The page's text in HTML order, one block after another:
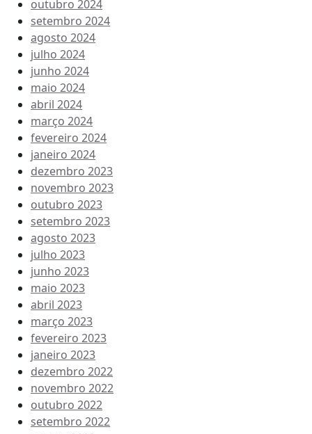
outubro 2024
setembro 2024
agosto 2024
julho 2024
junho 2024
maio 2024
abril 2024
março 2024
fevereiro 2024
janeiro 2024
dezembro 2023
novembro 2023
outubro 2023
setembro 2023
agosto 2023
julho 2023
junho 2023
maio 2023
abril 2023
março 2023
fevereiro 2023
janeiro 2023
dezembro 2022
novembro 2022
outubro 2022
setembro 2022